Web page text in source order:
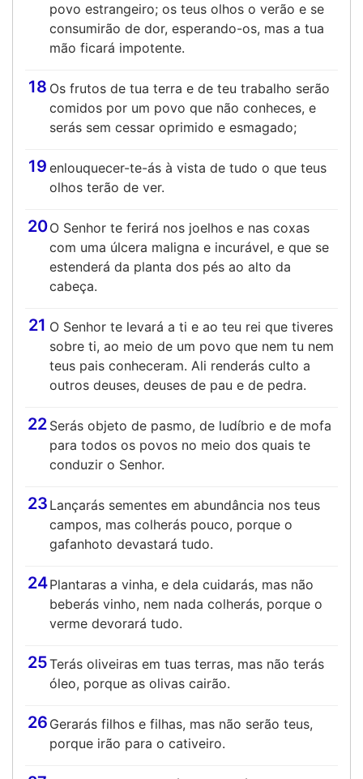
povo estrangeiro; os teus olhos o verão e se
consumirão de dor, esperando-os, mas a tua
mão ficará impotente.
18 Os frutos de tua terra e de teu trabalho serão
comidos por um povo que não conheces, e
serás sem cessar oprimido e esmagado;
19 enlouquecer-te-ás à vista de tudo o que teus
olhos terão de ver.
20O Senhor te ferirá nos joelhos e nas coxas
com uma úlcera maligna e incurável, e que se
estenderá da planta dos pés ao alto da
cabeça.
21 O Senhor te levará a ti e ao teu rei que tiveres
sobre ti, ao meio de um povo que nem tu nem
teus pais conheceram. Ali renderás culto a
outros deuses, deuses de pau e de pedra.
22 Serás objeto de pasmo, de ludíbrio e de mofa
para todos os povos no meio dos quais te
conduzir o Senhor.
23 Lançarás sementes em abundância nos teus
campos, mas colherás pouco, porque o
gafanhoto devastará tudo.
24Plantaras a vinha, e dela cuidarás, mas não
beberás vinho, nem nada colherás, porque o
verme devorará tudo.
25Terás oliveiras em tuas terras, mas não terás
óleo, porque as olivas cairão.
26 Gerarás filhos e filhas, mas não serão teus,
porque irão para o cativeiro.